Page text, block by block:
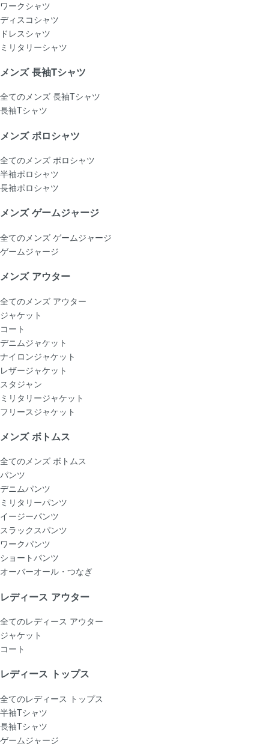
ワークシャツ
ディスコシャツ
ドレスシャツ
ミリタリーシャツ
メンズ 長袖Tシャツ
全てのメンズ 長袖Tシャツ
長袖Tシャツ
メンズ ポロシャツ
全てのメンズ ポロシャツ
半袖ポロシャツ
長袖ポロシャツ
メンズ ゲームジャージ
全てのメンズ ゲームジャージ
ゲームジャージ
メンズ アウター
全てのメンズ アウター
ジャケット
コート
デニムジャケット
ナイロンジャケット
レザージャケット
スタジャン
ミリタリージャケット
フリースジャケット
メンズ ボトムス
全てのメンズ ボトムス
パンツ
デニムパンツ
ミリタリーパンツ
イージーパンツ
スラックスパンツ
ワークパンツ
ショートパンツ
オーバーオール・つなぎ
レディース アウター
全てのレディース アウター
ジャケット
コート
レディース トップス
全てのレディース トップス
半袖Tシャツ
長袖Tシャツ
ゲームジャージ